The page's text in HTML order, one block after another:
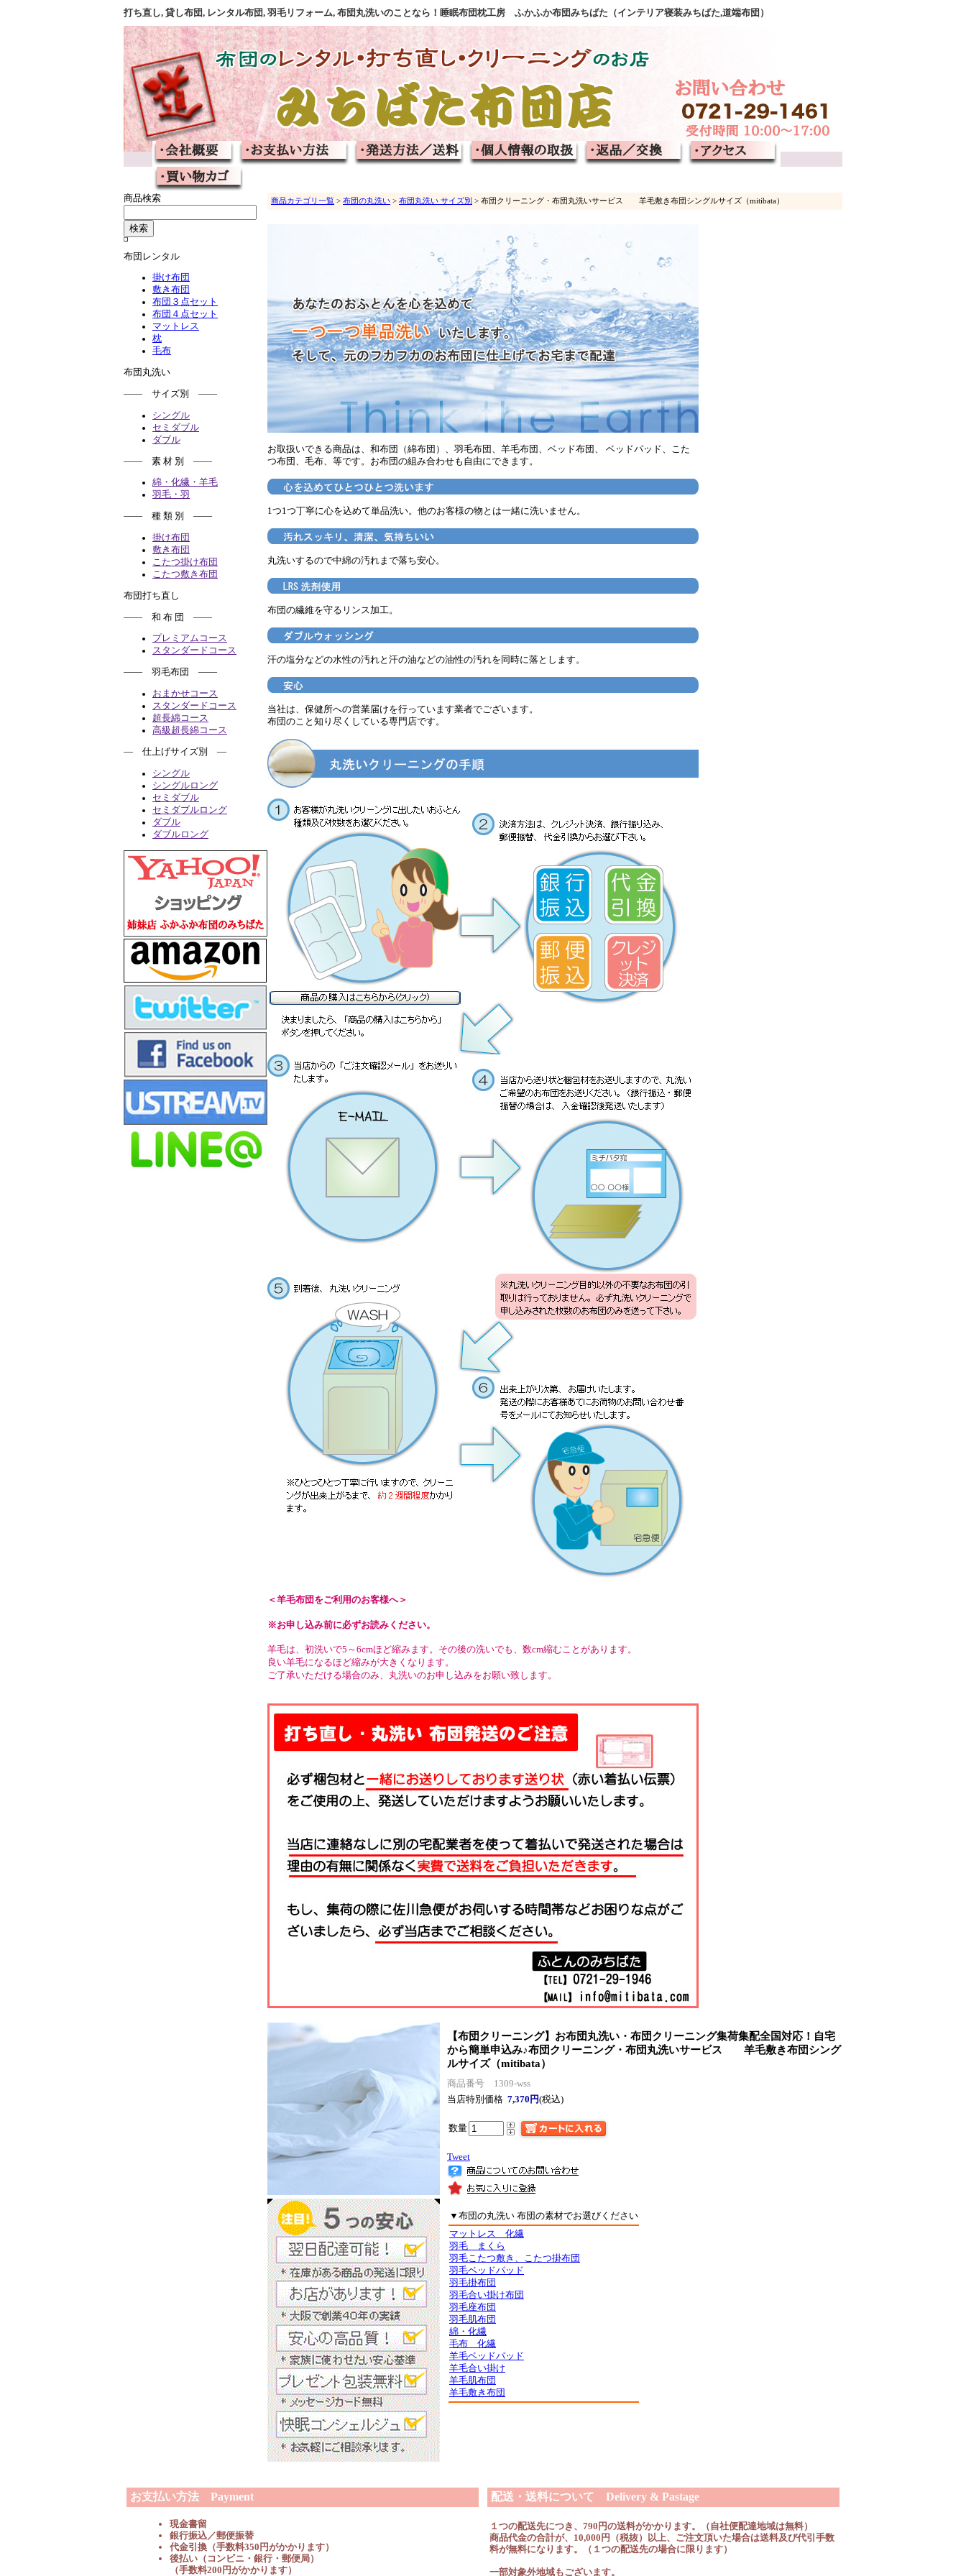
打ち直し, 貸し布団, レンタル布団, 羽毛リフォーム, 布団丸洗いのことなら！睡眠布団枕工房 ふかふか布団みちばた（インテリア寝装みちばた,道端布団）
商品検索
布団レンタル
掛け布団
敷き布団
布団３点セット
布団４点セット
マットレス
枕
毛布
布団丸洗い
―― サイズ別 ――
シングル
セミダブル
ダブル
―― 素 材 別 ――
綿・化繊・羊毛
羽毛・羽
―― 種 類 別 ――
掛け布団
敷き布団
こたつ掛け布団
こたつ敷き布団
布団打ち直し
―― 和 布 団 ――
プレミアムコース
スタンダードコース
―― 羽毛布団 ――
おまかせコース
スタンダードコース
超長綿コース
高級超長綿コース
― 仕上げサイズ別 ―
シングル
シングルロング
セミダブル
セミダブルロング
ダブル
ダブルロング
商品カテゴリ一覧 > 布団の丸洗い > 布団丸洗い サイズ別 > 布団クリーニング・布団丸洗いサービス 羊毛敷き布団シングルサイズ（mitibata）
お取扱いできる商品は、和布団（綿布団）、羽毛布団、羊毛布団、ベッド布団、 ベッドパッド、こた
つ布団、毛布、等です。お布団の組み合わせも自由にできます。
1つ1つ丁寧に心を込めて単品洗い。他のお客様の物とは一緒に洗いません。
丸洗いするので中綿の汚れまで落ち安心。
布団の繊維を守るリンス加工。
汗の塩分などの水性の汚れと汗の油などの油性の汚れを同時に落とします。
当社は、保健所への営業届けを行っています業者でございます。
布団のこと知り尽くしている専門店です。
＜羊毛布団をご利用のお客様へ＞
※お申し込み前に必ずお読みください。
羊毛は、初洗いで5～6cmほど縮みます。その後の洗いでも、数cm縮むことがあります。
良い羊毛になるほど縮みが大きくなります。
ご了承いただける場合のみ、丸洗いのお申し込みをお願い致します。
【布団クリーニング】お布団丸洗い・布団クリーニング集荷集配全国対応！自宅
から簡単申込み♪布団クリーニング・布団丸洗いサービス 羊毛敷き布団シング
ルサイズ（mitibata）
商品番号 1309-wss
当店特別価格 7,370円(税込)
数量
Tweet
▼布団の丸洗い 布団の素材でお選びください
マットレス 化繊
羽毛 まくら
羽毛こたつ敷き、こたつ掛布団
羽毛ベッドパッド
羽毛掛布団
羽毛合い掛け布団
羽毛座布団
羽毛肌布団
綿・化繊
毛布 化繊
羊毛ベッドパッド
羊毛合い掛け
羊毛肌布団
羊毛敷き布団
お支払い方法 Payment
現金書留
銀行振込／郵便振替
代金引換（手数料350円がかかります）
後払い（コンビニ・銀行・郵便局）
（手数料200円がかかります）
配送・送料について Delivery & Pastage
１つの配送先につき、790円の送料がかかります。（自社便配達地域は無料）
商品代金の合計が、10,000円（税抜）以上、ご注文頂いた場合は送料及び代引手数
料が無料になります。（１つの配送先の場合に限ります）
一部対象外地域もございます。